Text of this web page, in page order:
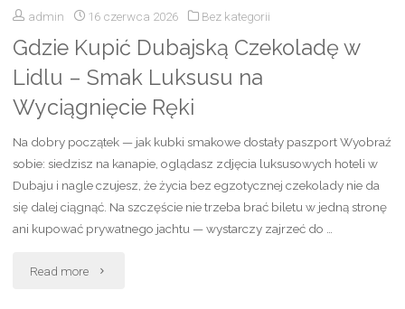
do
ogrodu"
perfumy
męskie
Rossmann
ranking,
i
najpopularniejsze
admin 16 czerwca 2026 Bez kategorii
Gdzie Kupić Dubajską Czekoladę w
Lidlu – Smak Luksusu na
Wyciągnięcie Ręki
Na dobry początek — jak kubki smakowe dostały paszport Wyobraź
sobie: siedzisz na kanapie, oglądasz zdjęcia luksusowych hoteli w
Dubaju i nagle czujesz, że życia bez egzotycznej czekolady nie da
się dalej ciągnąć. Na szczęście nie trzeba brać biletu w jedną stronę
ani kupować prywatnego jachtu — wystarczy zajrzeć do …
Read more "Gdzie